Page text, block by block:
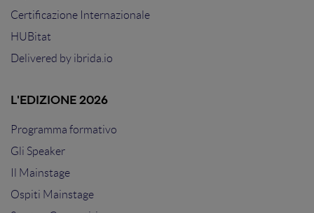
Certificazione Internazionale
HUBitat
Delivered by ibrida.io
L'EDIZIONE 2026
Programma formativo
Gli Speaker
Il Mainstage
Ospiti Mainstage